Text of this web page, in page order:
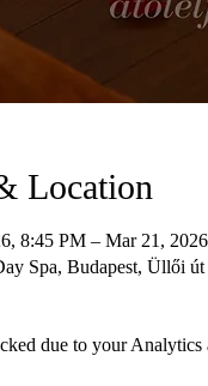
Location
8:45 PM – Mar 21,
Spa, Budapest, Üllői
due to your Analytics